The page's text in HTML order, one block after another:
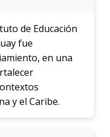
de Educación
fue
en una
y el Caribe.